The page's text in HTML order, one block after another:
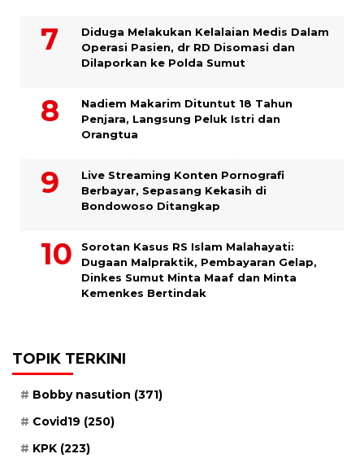
Diduga Melakukan Kelalaian Medis Dalam
Operasi Pasien, dr RD Disomasi dan
Dilaporkan ke Polda Sumut
​Nadiem Makarim Dituntut 18 Tahun
Penjara, Langsung Peluk Istri dan
Orangtua
Live Streaming Konten Pornografi
Berbayar, Sepasang Kekasih di
Bondowoso Ditangkap
Sorotan Kasus RS Islam Malahayati:
Dugaan Malpraktik, Pembayaran Gelap,
Dinkes Sumut Minta Maaf dan Minta
Kemenkes Bertindak
TOPIK TERKINI
Bobby nasution (371)
Covid19 (250)
KPK (223)